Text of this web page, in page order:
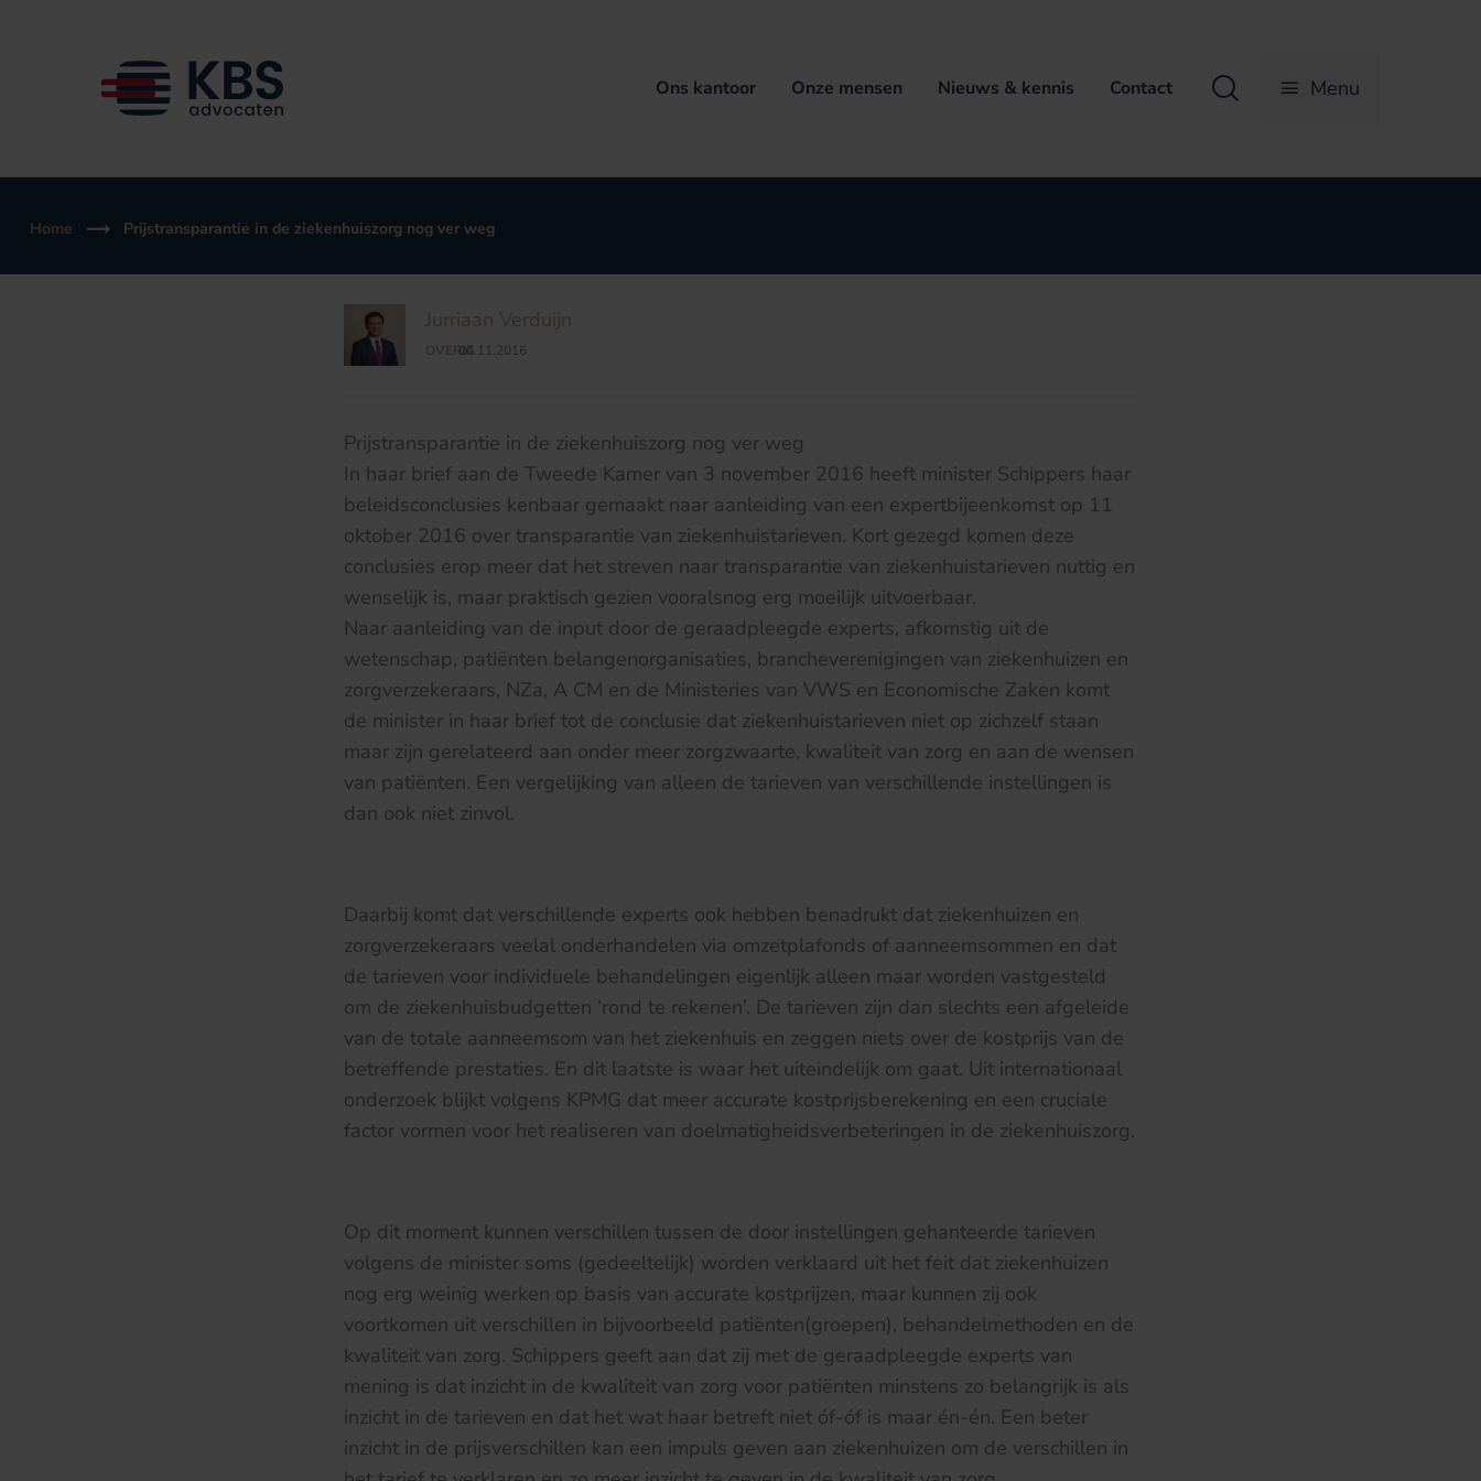
Ons kantoor Onze mensen Nieuws & kennis Contact Zoeken Menu
Home Prijstransparantie in de ziekenhuiszorg nog ver weg
Jurriaan Verduijn
OVERIG
/
04.11.2016
Prijstransparantie in de ziekenhuiszorg nog ver weg
In haar brief aan de Tweede Kamer van 3 november 2016 heeft minister Schippers haar
beleidsconclusies kenbaar gemaakt naar aanleiding van een expertbijeenkomst op 11
oktober 2016 over transparantie van ziekenhuistarieven. Kort gezegd komen deze
conclusies erop meer dat het streven naar transparantie van ziekenhuistarieven nuttig en
wenselijk is, maar praktisch gezien vooralsnog erg moeilijk uitvoerbaar.
Naar aanleiding van de input door de geraadpleegde experts, afkomstig uit de
wetenschap, patiënten belangenorganisaties, brancheverenigingen van ziekenhuizen en
zorgverzekeraars, NZa, A CM en de Ministeries van VWS en Economische Zaken komt
de minister in haar brief tot de conclusie dat ziekenhuistarieven niet op zichzelf staan
maar zijn gerelateerd aan onder meer zorgzwaarte, kwaliteit van zorg en aan de wensen
van patiënten. Een vergelijking van alleen de tarieven van verschillende instellingen is
dan ook niet zinvol.
Daarbij komt dat verschillende experts ook hebben benadrukt dat ziekenhuizen en
zorgverzekeraars veelal onderhandelen via omzetplafonds of aanneemsommen en dat
de tarieven voor individuele behandelingen eigenlijk alleen maar worden vastgesteld
om de ziekenhuisbudgetten ‘rond te rekenen’. De tarieven zijn dan slechts een afgeleide
van de totale aanneemsom van het ziekenhuis en zeggen niets over de kostprijs van de
betreffende prestaties. En dit laatste is waar het uiteindelijk om gaat. Uit internationaal
onderzoek blijkt volgens KPMG dat meer accurate kostprijsberekening en een cruciale
factor vormen voor het realiseren van doelmatigheidsverbeteringen in de ziekenhuiszorg.
Op dit moment kunnen verschillen tussen de door instellingen gehanteerde tarieven
volgens de minister soms (gedeeltelijk) worden verklaard uit het feit dat ziekenhuizen
nog erg weinig werken op basis van accurate kostprijzen, maar kunnen zij ook
voortkomen uit verschillen in bijvoorbeeld patiënten(groepen), behandelmethoden en de
kwaliteit van zorg. Schippers geeft aan dat zij met de geraadpleegde experts van
mening is dat inzicht in de kwaliteit van zorg voor patiënten minstens zo belangrijk is als
inzicht in de tarieven en dat het wat haar betreft niet óf-óf is maar én-én. Een beter
inzicht in de prijsverschillen kan een impuls geven aan ziekenhuizen om de verschillen in